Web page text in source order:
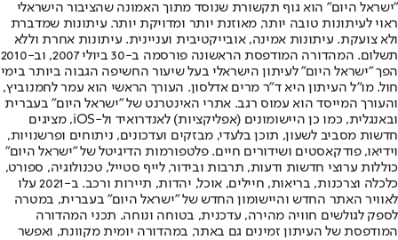
"ישראל היום" הוא גוף תקשורת שנוסד מתוך האמונה שהציבור הישראלי
ראוי לעיתונות טובה יותר, מאוזנת יותר ומדויקת יותר. עיתונות שמדברת
ולא צועקת. עיתונות אמינה, אובייקטיבית ועניינית. עיתונות אחרת וללא
תשלום. המהדורה המודפסת הראשונה פורסמה ב-30 ביולי 2007, וב-2010
הפך "ישראל היום" לעיתון הישראלי בעל שיעור החשיפה הגבוה ביותר בימי
חול. מו"ל העיתון היא ד"ר מרים אדלסון. העורך הראשי הוא עמר לחמנוביץ,
והעורך המייסד הוא עמוס רגב. אתרי האינטרנט של "ישראל היום" בעברית
ובאנגלית, כמו כן היישומונים (אפליקציות) לאנדרואיד ול-iOS, מציגים
חדשות מסביב לשעון, תוכן בלעדי, מבזקים ועדכונים, ניתוחים ופרשנויות,
וידיאו, פודקאסטים ושידורים חיים. פלטפורמות הדיגיטל של "ישראל היום"
כוללות ערוצי חדשות ודעות, תרבות ובידור, לייף סטייל, טכנולוגיה, ספורט,
כלכלה וצרכנות, בריאות, חיילים, אוכל, יהדות, תיירות ורכב. ב-2021 עלו
לאוויר האתר החדש והיישומון החדש של "ישראל היום" בעברית, במטרה
לספק לגולשים חוויה מהירה, עדכנית, בטוחה ונוחה. תכני המהדורה
המודפסת של העיתון זמינים גם באתר, במהדורה יומית מקוונת, ואפשר